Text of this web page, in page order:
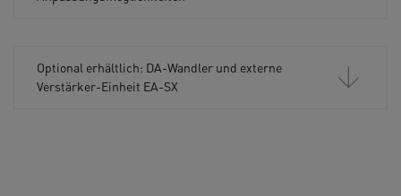
Optional erhältlich: DA-Wandler und externe
Verstärker-Einheit EA-SX